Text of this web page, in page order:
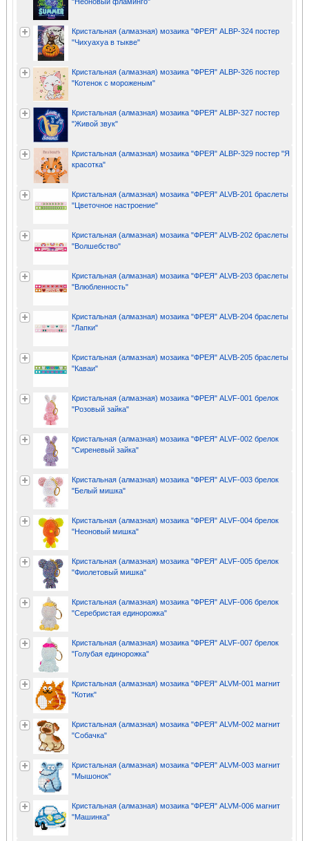
"Неоновый фламинго"
Кристальная (алмазная) мозаика "ФРЕЯ" ALBP-324 постер
"Чихуахуа в тыкве"
Кристальная (алмазная) мозаика "ФРЕЯ" ALBP-326 постер
"Котенок с мороженым"
Кристальная (алмазная) мозаика "ФРЕЯ" ALBP-327 постер
"Живой звук"
Кристальная (алмазная) мозаика "ФРЕЯ" ALBP-329 постер "Я
красотка"
Кристальная (алмазная) мозаика "ФРЕЯ" ALVB-201 браслеты
"Цветочное настроение"
Кристальная (алмазная) мозаика "ФРЕЯ" ALVB-202 браслеты
"Волшебство"
Кристальная (алмазная) мозаика "ФРЕЯ" ALVB-203 браслеты
"Влюбленность"
Кристальная (алмазная) мозаика "ФРЕЯ" ALVB-204 браслеты
"Лапки"
Кристальная (алмазная) мозаика "ФРЕЯ" ALVB-205 браслеты
"Каваи"
Кристальная (алмазная) мозаика "ФРЕЯ" ALVF-001 брелок
"Розовый зайка"
Кристальная (алмазная) мозаика "ФРЕЯ" ALVF-002 брелок
"Сиреневый зайка"
Кристальная (алмазная) мозаика "ФРЕЯ" ALVF-003 брелок
"Белый мишка"
Кристальная (алмазная) мозаика "ФРЕЯ" ALVF-004 брелок
"Неоновый мишка"
Кристальная (алмазная) мозаика "ФРЕЯ" ALVF-005 брелок
"Фиолетовый мишка"
Кристальная (алмазная) мозаика "ФРЕЯ" ALVF-006 брелок
"Серебристая единорожка"
Кристальная (алмазная) мозаика "ФРЕЯ" ALVF-007 брелок
"Голубая единорожка"
Кристальная (алмазная) мозаика "ФРЕЯ" ALVM-001 магнит
"Котик"
Кристальная (алмазная) мозаика "ФРЕЯ" ALVM-002 магнит
"Собачка"
Кристальная (алмазная) мозаика "ФРЕЯ" ALVM-003 магнит
"Мышонок"
Кристальная (алмазная) мозаика "ФРЕЯ" ALVM-006 магнит
"Машинка"